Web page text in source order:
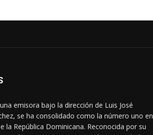
emisora bajo la dirección de Luis José
se ha consolidado como la número uno en
la República Dominicana. Reconocida por su